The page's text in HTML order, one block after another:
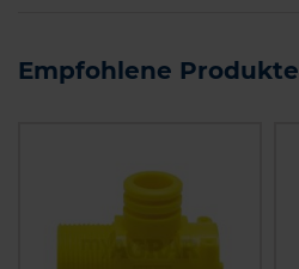
Empfohlene Produkte